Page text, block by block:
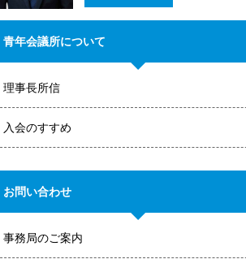
青年会議所について
理事長所信
入会のすすめ
お問い合わせ
事務局のご案内